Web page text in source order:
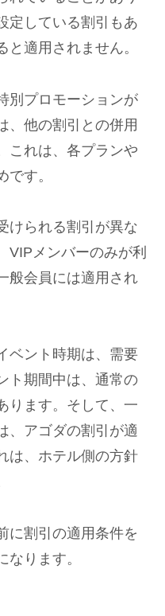
定している割引もあ
と適用されません。
別プロモーションが
、他の割引との併用
これは、各プランや
す。
けられる割引が異な
VIPメンバーのみが利
般会員には適用され
ベント時期は、需要
ト期間中は、通常の
ります。そして、一
、アゴダの割引が適
は、ホテル側の方針
に割引の適用条件を
ります。